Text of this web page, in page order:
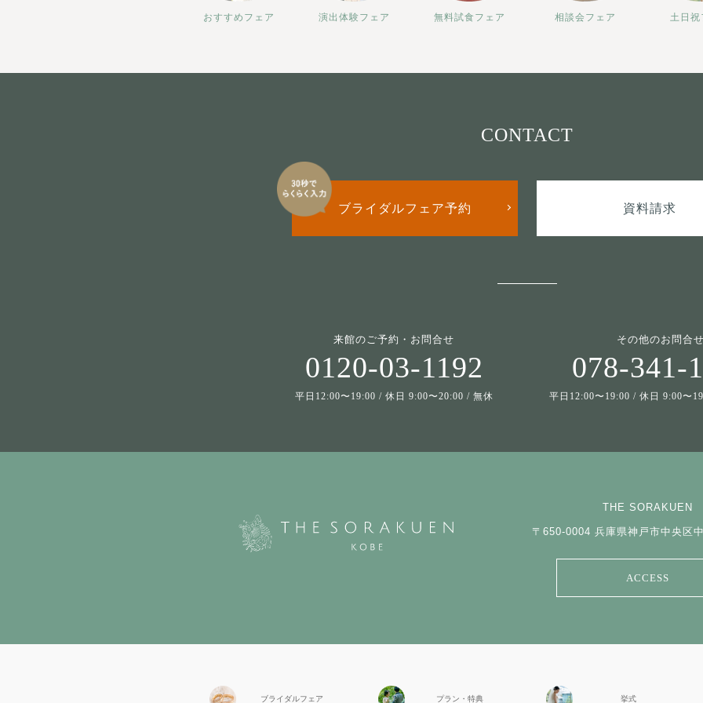
おすすめフェア 演出体験フェア 無料試食フェア 相談会フェア 土日祝
CONTACT
ブライダルフェア予約 資料請求
来館のご予約・お問合せ
0120-03-1192
平日12:00〜19:00 / 休日 9:00〜20:00 / 無休
その他のお問合せ
078-341-
平日12:00〜19:00 / 休日 9:00〜
THE SORAKUEN
〒650-0004 兵庫県神戸市中央区
ACCESS
ブライダルフェア プラン・特典 挙式